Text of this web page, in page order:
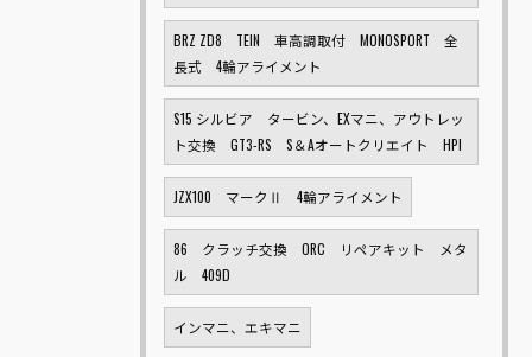
BRZ ZD8 TEIN 車高調取付 MONOSPORT 全
長式 4輪アライメント
S15 シルビア タービン、EXマニ、アウトレッ
ト交換 GT3-RS S＆Aオートクリエイト HPI
JZX100 マークⅡ 4輪アライメント
86 クラッチ交換 ORC リペアキット メタ
ル 409D
インマニ、エキマニ